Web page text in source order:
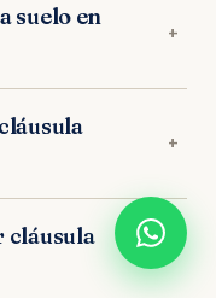
suelo en
+
Analizamos tu
orientados a
tienen
+
Incluye la
es necesario, la
cláusula
+